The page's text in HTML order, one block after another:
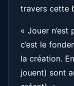
travers cette
« Jouer
c’est le
la création.
jouent) sont